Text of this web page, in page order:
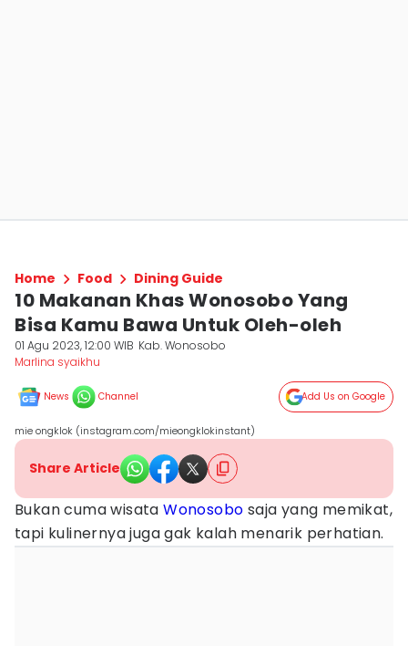
Home Food Dining Guide
10 Makanan Khas Wonosobo Yang
Bisa Kamu Bawa Untuk Oleh-oleh
01 Agu 2023, 12:00 WIB Kab. Wonosobo
Marlina syaikhu
News Channel Add Us on Google
mie ongklok (instagram.com/mieongklokinstant)
Share Article
Bukan cuma wisataWonosobo saja yang memikat,
tapi kulinernya juga gak kalah menarik perhatian.